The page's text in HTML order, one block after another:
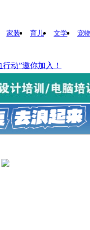
家装 育儿 文学 宠
动”邀你加入！